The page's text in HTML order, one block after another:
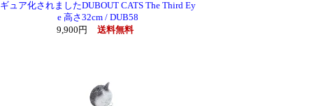
ギュア化されましたDUBOUT CATS The Third Ey
e 高さ32cm / DUB58
9,900円
送料無料